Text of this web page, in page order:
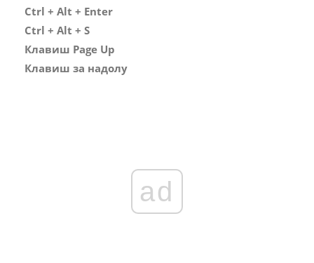
Ctrl + Alt + Enter
Ctrl + Alt + S
Клавиш Page Up
Клавиш за надолу
ad